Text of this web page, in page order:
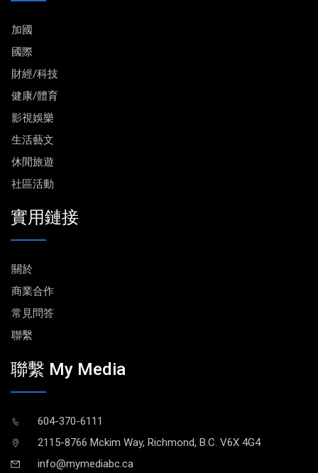
加國
國際
財經/科技
健康/體育
影視娛樂
生活藝文
休閒旅遊
社區活動
實用鏈接
關於
商業合作
常見問答
聯繫
聯繫 My Media
604-370-6111
2115-8766 Mckim Way, Richmond, B.C. V6X 4G4
info@mymediabc.ca